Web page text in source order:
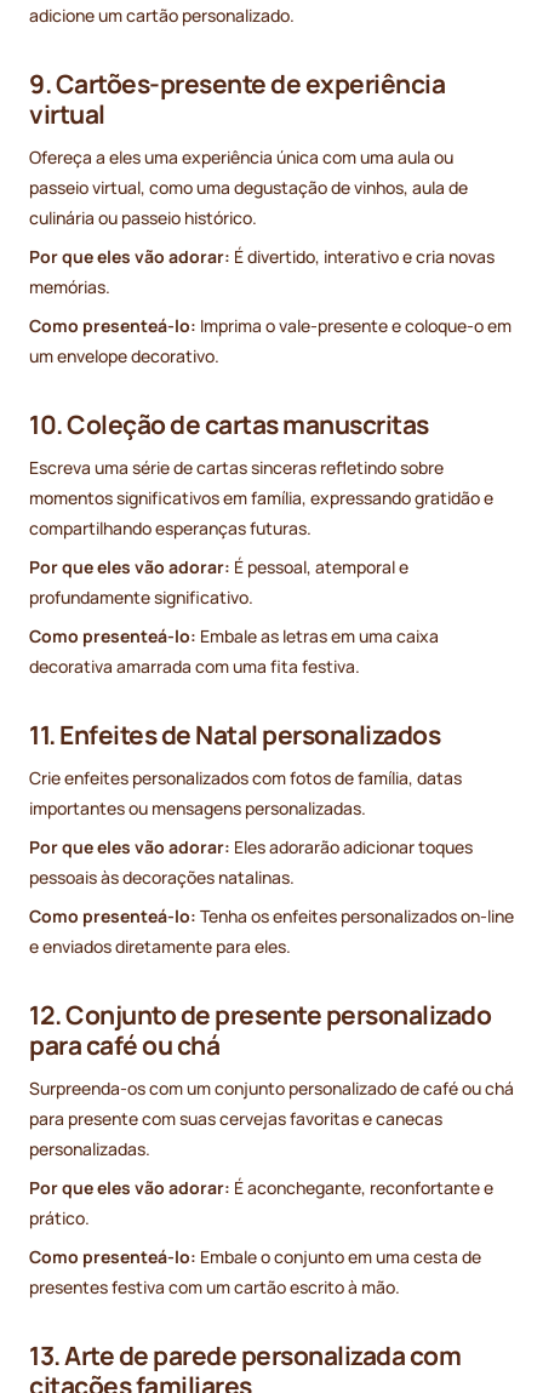
adicione um cartão personalizado.
9. Cartões-presente de experiência
virtual
Ofereça a eles uma experiência única com uma aula ou
passeio virtual, como uma degustação de vinhos, aula de
culinária ou passeio histórico.
Por que eles vão adorar: É divertido, interativo e cria novas
memórias.
Como presenteá-lo: Imprima o vale-presente e coloque-o em
um envelope decorativo.
10. Coleção de cartas manuscritas
Escreva uma série de cartas sinceras refletindo sobre
momentos significativos em família, expressando gratidão e
compartilhando esperanças futuras.
Por que eles vão adorar: É pessoal, atemporal e
profundamente significativo.
Como presenteá-lo: Embale as letras em uma caixa
decorativa amarrada com uma fita festiva.
11. Enfeites de Natal personalizados
Crie enfeites personalizados com fotos de família, datas
importantes ou mensagens personalizadas.
Por que eles vão adorar: Eles adorarão adicionar toques
pessoais às decorações natalinas.
Como presenteá-lo: Tenha os enfeites personalizados on-line
e enviados diretamente para eles.
12. Conjunto de presente personalizado
para café ou chá
Surpreenda-os com um conjunto personalizado de café ou chá
para presente com suas cervejas favoritas e canecas
personalizadas.
Por que eles vão adorar: É aconchegante, reconfortante e
prático.
Como presenteá-lo: Embale o conjunto em uma cesta de
presentes festiva com um cartão escrito à mão.
13. Arte de parede personalizada com
citações familiares